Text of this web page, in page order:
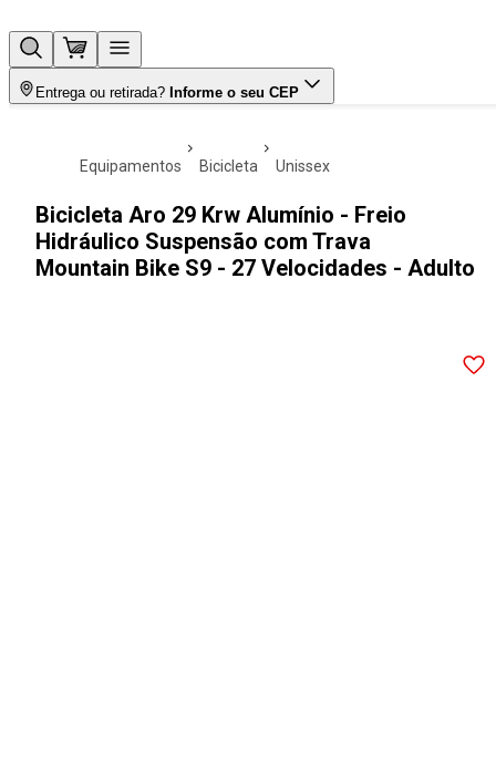
Entrega ou retirada? Informe o seu CEP
equipamentos bicicleta unissex
Bicicleta Aro 29 Krw Alumínio - Freio
Hidráulico Suspensão com Trava
Mountain Bike S9 - 27 Velocidades - Adulto